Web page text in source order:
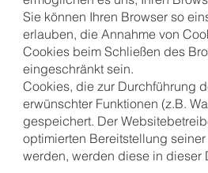
Sie können Ihren Browser so
erlauben, die Annahme von
Cookies beim Schließen des
eingeschränkt sein.
Cookies, die zur Durchführung
erwünschter Funktionen (z.B.
gespeichert. Der
optimierten Bereitstellung
werden, werden diese in